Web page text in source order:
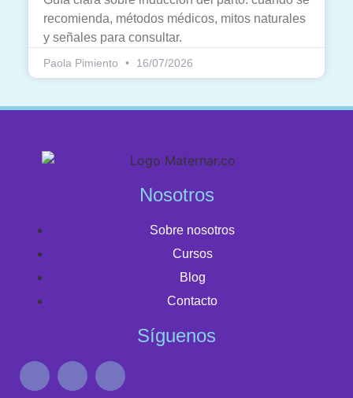
recomienda, métodos médicos, mitos naturales
y señales para consultar.
Paola Pimiento 16/07/2026
Nosotros
Sobre nosotros
Cursos
Blog
Contacto
Síguenos